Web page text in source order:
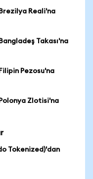
Reali'na
Takası'na
Pezosu'na
Zlotisi'na
Tokenized)'dan